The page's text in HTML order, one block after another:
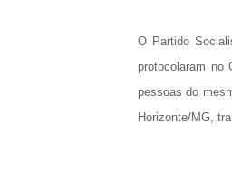
O Partido
protocolaram no
pessoas do
Horizonte/MG,